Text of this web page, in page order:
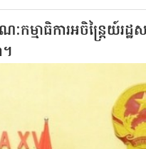
មាធិការអចិន្ត្រៃយ៍រដ្
។